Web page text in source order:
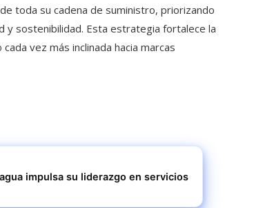
toda su cadena de suministro, priorizando
y sostenibilidad. Esta estrategia fortalece la
vez más inclinada hacia marcas
impulsa su liderazgo en servicios